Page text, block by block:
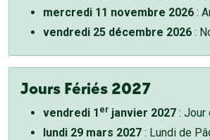
mercredi 11 novembre 2026 :
vendredi 25 décembre 2026 :
Jours Fériés 2027
vendredi 1 er janvier 2027 : Jour
lundi 29 mars 2027 : Lundi de